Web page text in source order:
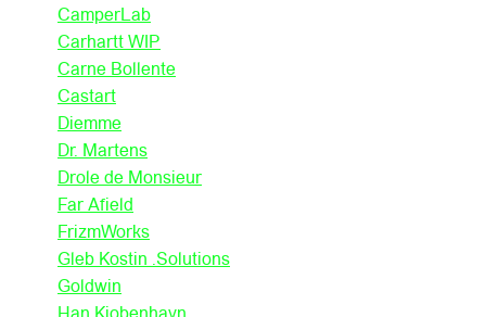
CamperLab
Carhartt WIP
Carne Bollente
Castart
Diemme
Dr. Martens
Drole de Monsieur
Far Afield
FrizmWorks
Gleb Kostin .Solutions
Goldwin